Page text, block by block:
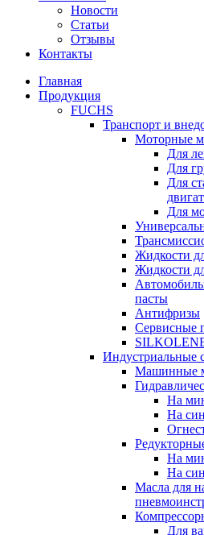
Новости
Статьи
Отзывы
Контакты
Главная
Продукция
FUCHS
Транспорт и
Моторные
Для
Для
Для
Для
Жидкости
Жидкости
пасты
Антифризы
Сервисные
Индустриальные
Машинные
На
На
На
На
Масла для
Для